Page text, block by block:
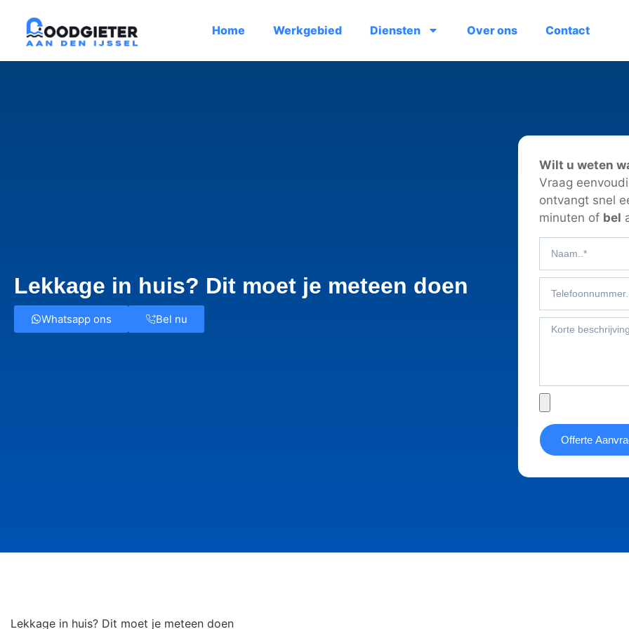
Home Werkgebied Diensten Over ons Contact
Lekkage in huis? Dit moet je meteen doen
Whatsapp ons Bel nu
Wilt u weten
Vraag
ontvangt snel
minuten of bel
Offerte
Lekkage in huis? Dit moet je meteen doen